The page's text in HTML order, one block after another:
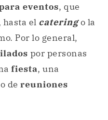
eventos, que
hasta el cateringo la
Por lo general,
por personas
fiesta, una
de reuniones